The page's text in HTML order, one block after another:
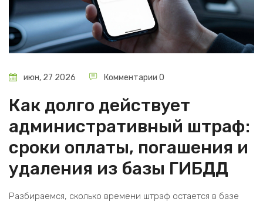
июн, 27 2026 Комментарии 0
Как долго действует
административный штраф:
сроки оплаты, погашения и
удаления из базы ГИБДД
Разбираемся, сколько времени штраф остается в базе